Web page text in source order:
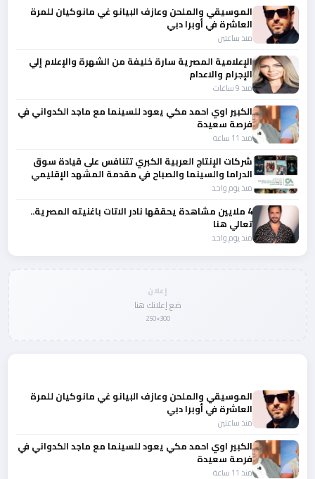
الموسيقي والملحن وعازف البيانو غي مانوكيان للمرة
العاشرة في أوبرا دبي
منذ ساعتين
الإعلامية المصرية سارة خليفة من الشهرة والإعلام إلي
الإجرام والاعدام
منذ 9 ساعات
الكبير اوي احمد مكي يعود للسينما مع ماجد الكدواني في
فرصة سعيدة
منذ 11 ساعة
شركات الإنتاج العربية الكبري تتنافس على قيادة سوق
الدراما والسينما والصباح في مقدمة المشهد الإقليمي
منذ يوم واحد
4 ملايين مشاهدة يحققها نادر الاتات باغنيته المصرية..
تعالي هنا
منذ يوم واحد
إعلان
ضع إعلانك هنا
300×250
الموسيقي والملحن وعازف البيانو غي مانوكيان للمرة
العاشرة في أوبرا دبي
منذ ساعتين
الكبير اوي احمد مكي يعود للسينما مع ماجد الكدواني في
فرصة سعيدة
منذ 11 ساعة